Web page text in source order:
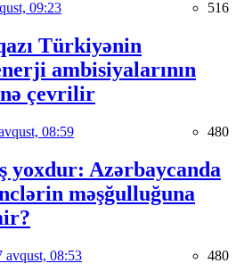
09:23 516
Türkiyənin
ambisiyalarının
çevrilir
08:59 480
yoxdur: Azərbaycanda
məşğulluğuna
avqust, 08:53 480